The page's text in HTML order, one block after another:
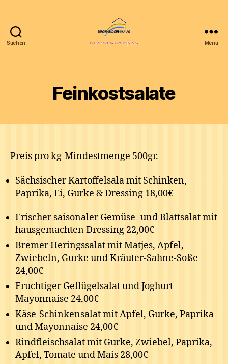
Suchen
gGmbH
Menü
Feinkostsalate
Preis pro kg-Mindestmenge 500gr.
Sächsischer Kartoffelsala mit Schinken,
Paprika, Ei, Gurke & Dressing 18,00€
Frischer saisonaler Gemüse- und Blattsalat mit
hausgemachten Dressing 22,00€
Bremer Heringssalat mit Matjes, Apfel,
Zwiebeln, Gurke und Kräuter-Sahne-Soße
24,00€
Fruchtiger Geflügelsalat und Joghurt-
Mayonnaise 24,00€
Käse-Schinkensalat mit Apfel, Gurke, Paprika
und Mayonnaise 24,00€
Rindfleischsalat mit Gurke, Zwiebel, Paprika,
Apfel, Tomate und Mais 28,00€